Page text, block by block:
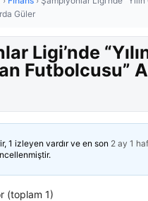
Güler
Ligi’nde
Futbolcusu”
1 izleyen vardır ve en son 2 ay 1
(toplam 1)